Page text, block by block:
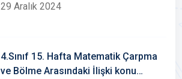
29 Aralık 2024
4.Sınıf 15. Hafta Matematik Çarpma
ve Bölme Arasındaki İlişki konu